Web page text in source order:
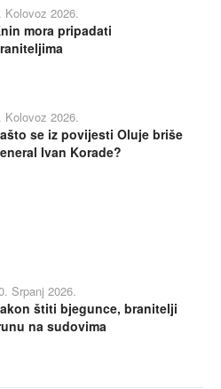
Kolovoz 2026.
mora pripadati
Kolovoz 2026.
se iz povijesti Oluje briše
Ivan Korade?
Srpanj 2026.
štiti bjegunce, branitelji
na sudovima